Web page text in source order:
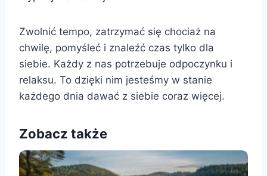
Zwolnić tempo, zatrzymać się chociaż na
chwilę, pomyśleć i znaleźć czas tylko dla
siebie. Każdy z nas potrzebuje odpoczynku i
relaksu. To dzięki nim jesteśmy w stanie
każdego dnia dawać z siebie coraz więcej.
Zobacz także